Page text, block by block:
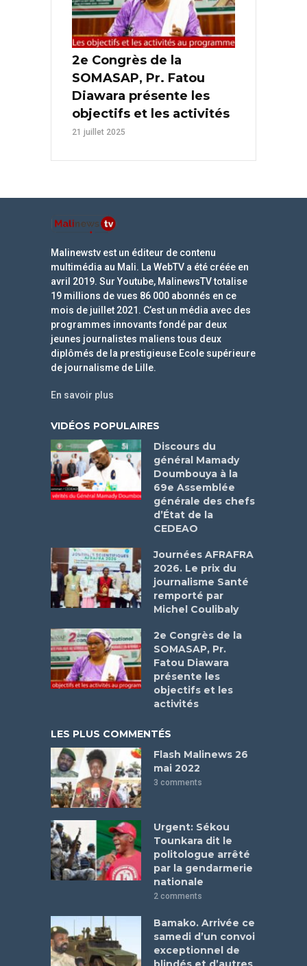
2e Congrès de la
SOMASAP, Pr. Fatou
Diawara présente les
objectifs et les activités
21 juillet 2025
Malinewstv est un éditeur de contenu
multimédia au Mali. La WebTV a été créée en
avril 2019. Sur Youtube, MalinewsTV totalise
19 millions de vues 86 000 abonnés en ce
mois de juillet 2021. C’est un média avec des
programmes innovants fondé par deux
jeunes journalistes maliens tous deux
diplômés de la prestigieuse Ecole supérieure
de journalisme de Lille.
En savoir plus
VIDÉOS POPULAIRES
Discours du
général Mamady
Doumbouya à la
69e Assemblée
générale des chefs
d’État de la
CEDEAO
Journées AFRAFRA
2026. Le prix du
journalisme Santé
remporté par
Michel Coulibaly
2e Congrès de la
SOMASAP, Pr.
Fatou Diawara
présente les
objectifs et les
activités
LES PLUS COMMENTÉS
Flash Malinews 26
mai 2022
3 comments
Urgent: Sékou
Tounkara dit le
politologue arrêté
par la gendarmerie
nationale
2 comments
Bamako. Arrivée ce
samedi d’un convoi
exceptionnel de